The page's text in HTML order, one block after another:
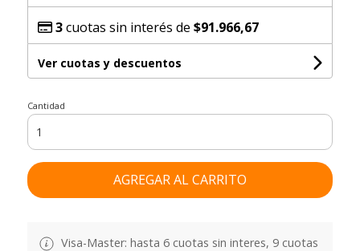
3cuotas sin interés de $91.966,67
Ver cuotas y descuentos
Cantidad
AGREGAR AL CARRITO
Visa-Master: hasta 6 cuotas sin interes, 9 cuotas